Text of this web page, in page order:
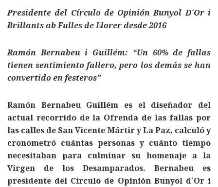
Presidente del Círculo de Opinión Bunyol D´Or i
Brillants ab Fulles de Llorer desde 2016
Ramón Bernabeu i Guillém: “Un 60% de fallas
tienen sentimiento fallero, pero los demás se han
convertido en festeros”
Ramón Bernabeu Guillém es el diseñador del
actual recorrido de la Ofrenda de las fallas por
las calles de San Vicente Mártir y La Paz, calculó y
cronometró cuántas personas y cuánto tiempo
necesitaban para culminar su homenaje a la
Virgen de los Desamparados. Bernabeu es
presidente del Círculo de Opinión Bunyol d´Or i